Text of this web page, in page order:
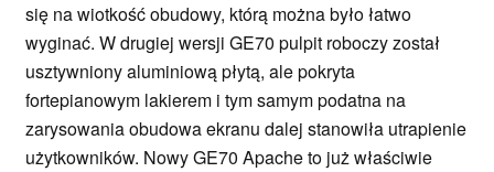
się na wiotkość obudowy, którą można było łatwo
wyginać. W drugiej wersji GE70 pulpit roboczy został
usztywniony aluminiową płytą, ale pokryta
fortepianowym lakierem i tym samym podatna na
zarysowania obudowa ekranu dalej stanowiła utrapienie
użytkowników. Nowy GE70 Apache to już właściwie